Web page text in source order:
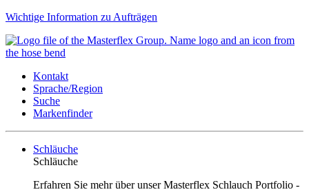
Wichtige Information zu Aufträgen
Kontakt
Sprache/Region
Suche
Markenfinder
Schläuche
Schläuche
Erfahren Sie mehr über unser Masterflex Schlauch Portfolio -